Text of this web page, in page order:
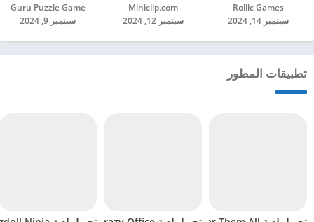
Rollic Games‏
سبتمبر 14, 2024
Miniclip.com‏
سبتمبر 12, 2024
Guru Puzzle Game‏
سبتمبر 9, 2024
تطبيقات المطور